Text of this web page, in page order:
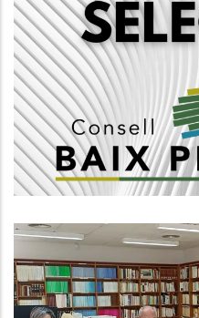
Convocatòria,
Oposició, 1
Reunió Anual